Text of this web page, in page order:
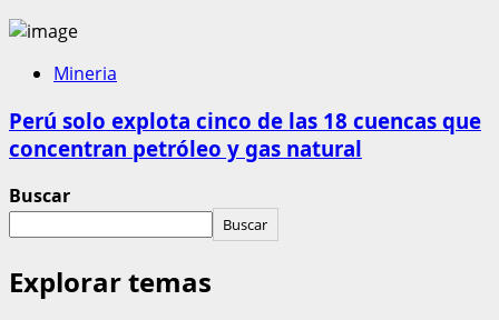
Mineria
Perú solo explota cinco de las 18 cuencas que
concentran petróleo y gas natural
Buscar
Buscar
Explorar temas